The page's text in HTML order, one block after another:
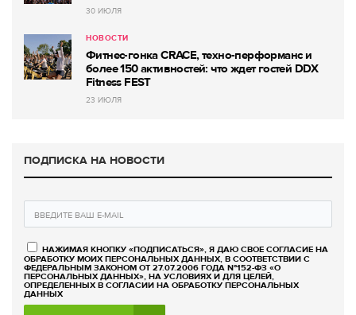
30 ИЮЛЯ
НОВОСТИ
Фитнес-гонка CRACE, техно-перформанс и
более 150 активностей: что ждет гостей DDX
Fitness FEST
23 ИЮЛЯ
ПОДПИСКА НА НОВОСТИ
НАЖИМАЯ КНОПКУ «ПОДПИСАТЬСЯ», Я ДАЮ СВОЕ СОГЛАСИЕ НА
ОБРАБОТКУ МОИХ ПЕРСОНАЛЬНЫХ ДАННЫХ, В СООТВЕТСТВИИ С
ФЕДЕРАЛЬНЫМ ЗАКОНОМ ОТ 27.07.2006 ГОДА №152-ФЗ «О
ПЕРСОНАЛЬНЫХ ДАННЫХ», НА УСЛОВИЯХ И ДЛЯ ЦЕЛЕЙ,
ОПРЕДЕЛЕННЫХ В СОГЛАСИИ НА ОБРАБОТКУ ПЕРСОНАЛЬНЫХ
ДАННЫХ